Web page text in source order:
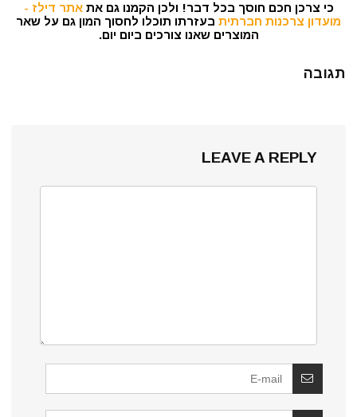
כי צרכן חכם חוסך בכל דבר! ולכן הקמנו גם אתאתר דילז -
מועדון צרכנות חברתית בעזרתו תוכלו לחסוך המון גם על שאר
המוצרים שאנו צורכים ביום יום.
תגובה
LEAVE A REPLY